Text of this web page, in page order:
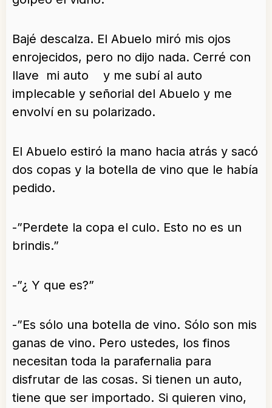
Bajé descalza. El Abuelo miró mis ojos
enrojecidos, pero no dijo nada. Cerré con
llave mi auto y me subí al auto
implecable y señorial del Abuelo y me
envolví en su polarizado.
El Abuelo estiró la mano hacia atrás y sacó
dos copas y la botella de vino que le había
pedido.
-”Perdete la copa el culo. Esto no es un
brindis.”
-”¿ Y que es?”
-”Es sólo una botella de vino. Sólo son mis
ganas de vino. Pero ustedes, los finos
necesitan toda la parafernalia para
disfrutar de las cosas. Si tienen un auto,
tiene que ser importado. Si quieren vino,